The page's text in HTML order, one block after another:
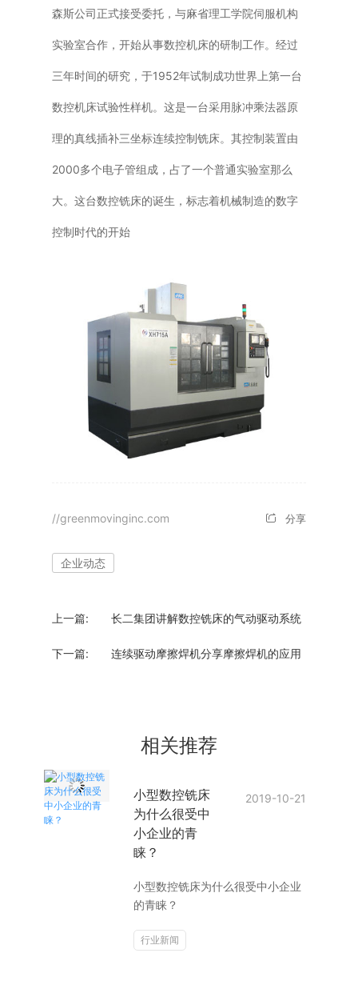
森斯公司正式接受委托，与麻省理工学院伺服机构
实验室合作，开始从事数控机床的研制工作。经过
三年时间的研究，于1952年试制成功世界上第一台
数控机床试验性样机。这是一台采用脉冲乘法器原
理的真线插补三坐标连续控制铣床。其控制装置由
2000多个电子管组成，占了一个普通实验室那么
大。这台数控铣床的诞生，标志着机械制造的数字
控制时代的开始
//greenmovinginc.com 分享
企业动态
上一篇: 长二集团讲解数控铣床的气动驱动系统
下一篇: 连续驱动摩擦焊机分享摩擦焊机的应用
相关推荐
小型数控铣床
为什么很受中
小企业的青
睐？
2019-10-21
小型数控铣床为什么很受中小企业
的青睐？
行业新闻